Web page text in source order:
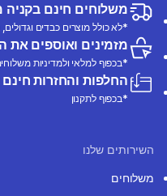
משלוחים חינם בקניה מעל
*לא כולל מוצרים כבדים וגדולים,
מזמינים ואוספים את
*בכפוף למלאי ולמדיניות
החלפות והחזרות חינם עד 365 ימים ממועד
*בכפוף לתקנון
השירותים שלנו
משלוחים